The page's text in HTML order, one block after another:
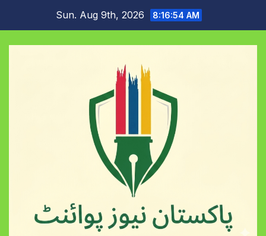
content
Sun. Aug 9th, 2026 8:16:55 AM